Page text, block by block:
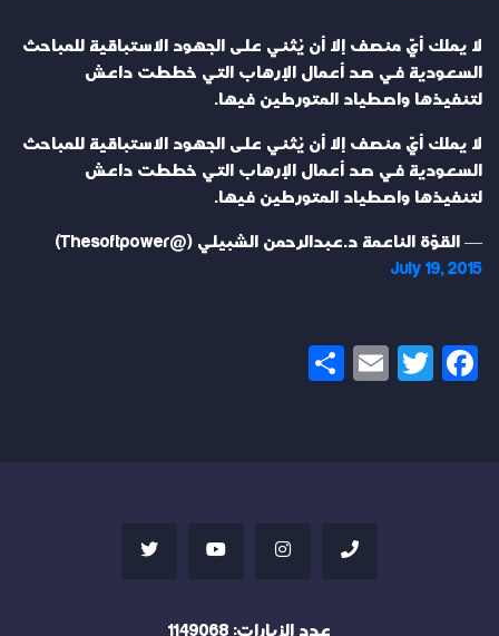
لا يملك أيّ منصف إلا أن يُثني على الجهود الاستباقية للمباحث
السعودية في صد أعمال الإرهاب التي خططت داعش
لتنفيذها واصطياد المتورطين فيها.
لا يملك أيّ منصف إلا أن يُثني على الجهود الاستباقية للمباحث
السعودية في صد أعمال الإرهاب التي خططت داعش
لتنفيذها واصطياد المتورطين فيها.
— القوّة الناعمة د.عبدالرحمن الشبيلي (@Thesoftpower)
July 19, 2015
Facebook
Twitter
Email
عدد الزيارات: 1149068